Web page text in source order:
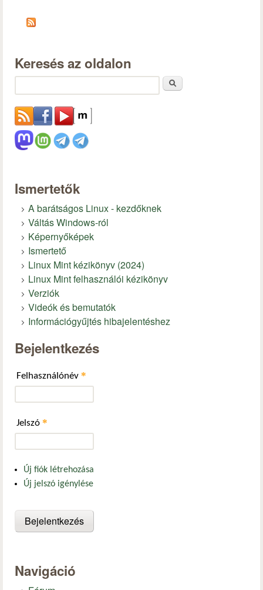
Keresés az oldalon
Ismertetők
A barátságos Linux - kezdőknek
Váltás Windows-ról
Képernyőképek
Ismertető
Linux Mint kézikönyv (2024)
Linux Mint felhasználói kézikönyv
Verziók
Videók és bemutatók
Információgyűjtés hibajelentéshez
Bejelentkezés
Felhasználónév *
Jelszó *
Új fiók létrehozása
Új jelszó igénylése
Navigáció